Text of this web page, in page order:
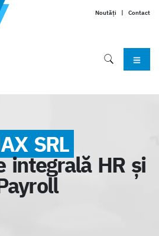
Noutăți | Contact
SRL
integrală HR și